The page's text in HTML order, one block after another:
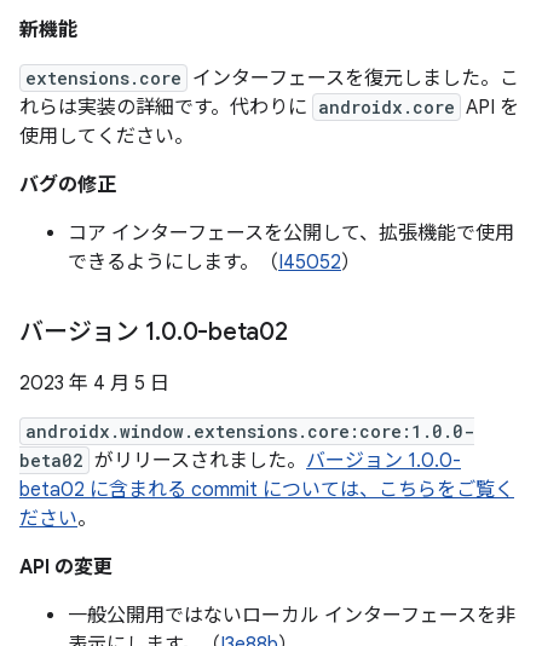
新機能
extensions.core インターフェースを復元しました。こ
れらは実装の詳細です。代わりに androidx.core API を
使用してください。
バグの修正
コア インターフェースを公開して、拡張機能で使用
できるようにします。（I45052）
バージョン 1.0.0-beta02
2023 年 4 月 5 日
androidx.window.extensions.core:core:1.0.0-
beta02 がリリースされました。 バージョン 1.0.0-
beta02 に含まれる commit については、こちらをご覧く
ださい。
API の変更
一般公開用ではないローカル インターフェースを非